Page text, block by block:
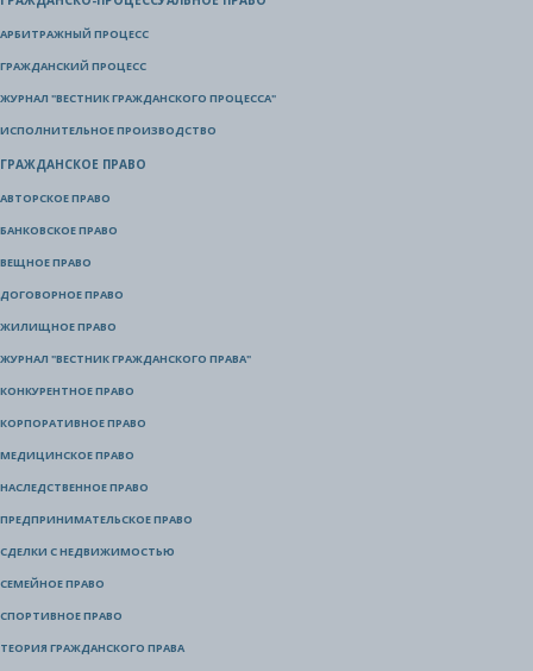
АРБИТРАЖНЫЙ ПРОЦЕСС
ГРАЖДАНСКИЙ ПРОЦЕСС
ЖУРНАЛ "ВЕСТНИК ГРАЖДАНСКОГО ПРОЦЕССА"
ИСПОЛНИТЕЛЬНОЕ ПРОИЗВОДСТВО
ГРАЖДАНСКОЕ ПРАВО
АВТОРСКОЕ ПРАВО
БАНКОВСКОЕ ПРАВО
ВЕЩНОЕ ПРАВО
ДОГОВОРНОЕ ПРАВО
ЖИЛИЩНОЕ ПРАВО
ЖУРНАЛ "ВЕСТНИК ГРАЖДАНСКОГО ПРАВА"
КОНКУРЕНТНОЕ ПРАВО
КОРПОРАТИВНОЕ ПРАВО
МЕДИЦИНСКОЕ ПРАВО
НАСЛЕДСТВЕННОЕ ПРАВО
ПРЕДПРИНИМАТЕЛЬСКОЕ ПРАВО
СДЕЛКИ С НЕДВИЖИМОСТЬЮ
СЕМЕЙНОЕ ПРАВО
СПОРТИВНОЕ ПРАВО
ТЕОРИЯ ГРАЖДАНСКОГО ПРАВА